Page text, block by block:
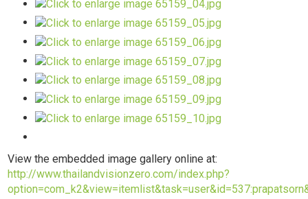
View the embedded image gallery online at:
http://www.thailandvisionzero.com/index.php?